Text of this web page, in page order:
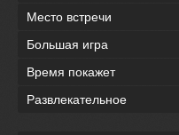
Место встречи
Большая игра
Время покажет
Развлекательное